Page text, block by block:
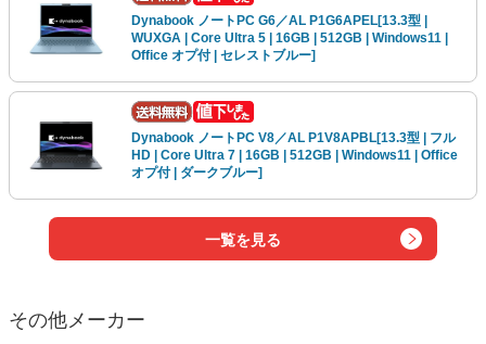
Dynabook ノートPC G6／AL P1G6APEL[13.3型 |
WUXGA | Core Ultra 5 | 16GB | 512GB | Windows11 |
Office オプ付 | セレストブルー]
Dynabook ノートPC V8／AL P1V8APBL[13.3型 | フル
HD | Core Ultra 7 | 16GB | 512GB | Windows11 | Office
オプ付 | ダークブルー]
一覧を見る
その他メーカー